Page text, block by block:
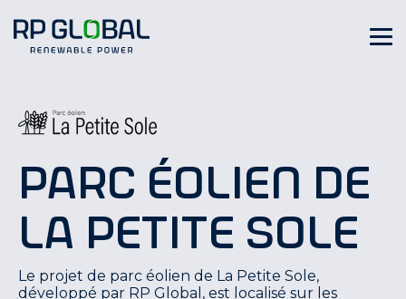
Parc éolien de
La Petite Sole
Le projet de parc éolien de La Petite Sole,
développé par RP Global, est localisé sur les